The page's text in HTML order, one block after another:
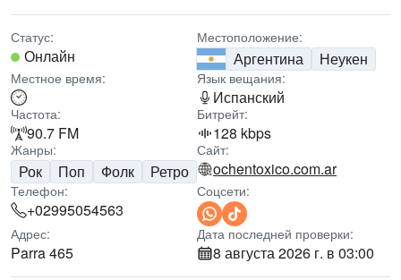
Статус:
Онлайн
Местоположение:
Аргентина Неукен
Местное время: Язык вещания:
Испанский
Частота:
90.7 FM
Битрейт:
128 kbps
Жанры:
Рок Поп Фолк Ретро
Сайт:
ochentoxico.com.ar
Телефон:
+02995054563
Соцсети:
Адрес:
Parra 465
Дата последней проверки:
8 августа 2026 г. в 03:00